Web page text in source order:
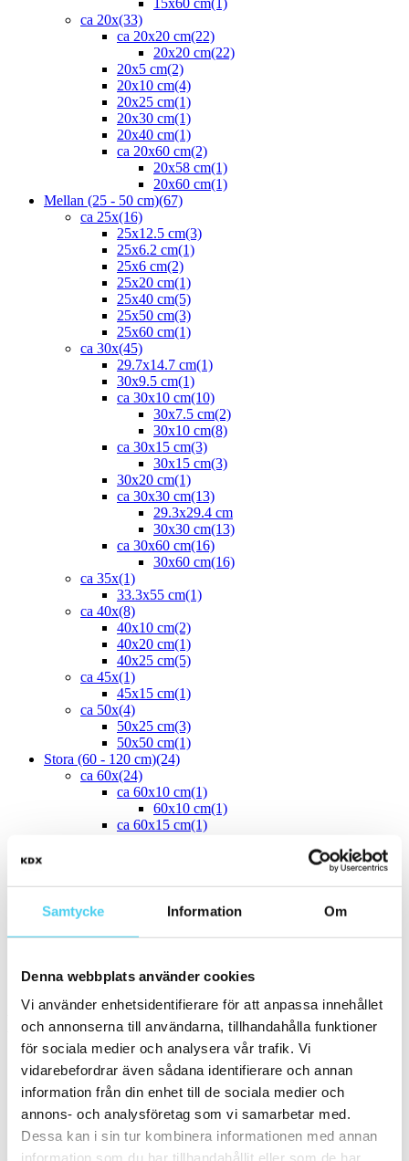
Samtycke Information Om
Denna webbplats använder cookies
Vi använder enhetsidentifierare för att anpassa innehållet
och annonserna till användarna, tillhandahålla funktioner
för sociala medier och analysera vår trafik. Vi
vidarebefordrar även sådana identifierare och annan
information från din enhet till de sociala medier och
annons- och analysföretag som vi samarbetar med.
Dessa kan i sin tur kombinera informationen med annan
information som du har tillhandahållit eller som de har
15x60 cm(1)
ca 20x(33)
ca 20x20 cm(22)
20x20 cm(22)
20x5 cm(2)
20x10 cm(4)
20x25 cm(1)
20x30 cm(1)
20x40 cm(1)
ca 20x60 cm(2)
20x58 cm(1)
20x60 cm(1)
Mellan (25 - 50 cm)(67)
ca 25x(16)
25x12.5 cm(3)
25x6.2 cm(1)
25x6 cm(2)
25x20 cm(1)
25x40 cm(5)
25x50 cm(3)
25x60 cm(1)
ca 30x(45)
29.7x14.7 cm(1)
30x9.5 cm(1)
ca 30x10 cm(10)
30x7.5 cm(2)
30x10 cm(8)
ca 30x15 cm(3)
30x15 cm(3)
30x20 cm(1)
ca 30x30 cm(13)
29.3x29.4 cm
30x30 cm(13)
ca 30x60 cm(16)
30x60 cm(16)
ca 35x(1)
33.3x55 cm(1)
ca 40x(8)
40x10 cm(2)
40x20 cm(1)
40x25 cm(5)
ca 45x(1)
45x15 cm(1)
ca 50x(4)
50x25 cm(3)
50x50 cm(1)
Stora (60 - 120 cm)(24)
ca 60x(24)
ca 60x10 cm(1)
60x10 cm(1)
ca 60x15 cm(1)
60x20 cm(1)
ca 60x30 cm(18)
60x25 cm(1)
ca 60x60 cm(2)
Välj önskad yta:
Blank
Matt(20)
Slät(21)
Strukturerad(1)